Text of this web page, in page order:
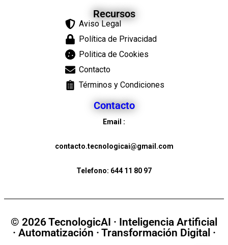
Recursos
Aviso Legal
Política de Privacidad
Politica de Cookies
Contacto
Términos y Condiciones
Contacto
Email :
contacto.tecnologicai@gmail.com
Telefono: 644 11 80 97
© 2026 TecnologicAI · Inteligencia Artificial
· Automatización · Transformación Digital ·